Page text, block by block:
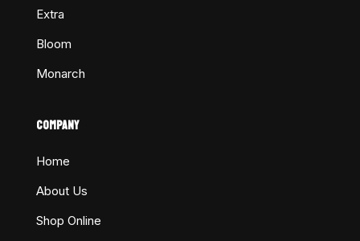
Extra
Bloom
Monarch
COMPANY
Home
About Us
Shop Online